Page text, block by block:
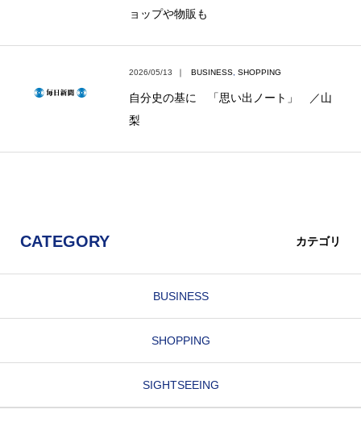
ョップや物販も
2026/05/13 ｜ BUSINESS SHOPPING
自分史の基に 「思い出ノート」 ／山
梨
CATEGORY カテゴリ
BUSINESS
SHOPPING
SIGHTSEEING